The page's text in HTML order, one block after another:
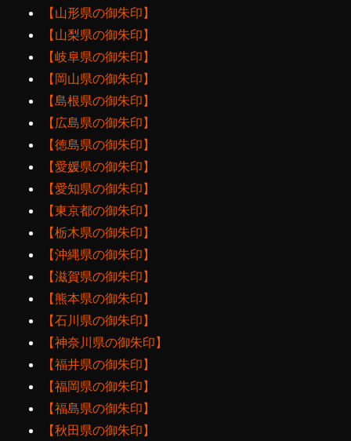
【山形県の御朱印】
【山梨県の御朱印】
【岐阜県の御朱印】
【岡山県の御朱印】
【島根県の御朱印】
【広島県の御朱印】
【徳島県の御朱印】
【愛媛県の御朱印】
【愛知県の御朱印】
【東京都の御朱印】
【栃木県の御朱印】
【沖縄県の御朱印】
【滋賀県の御朱印】
【熊本県の御朱印】
【石川県の御朱印】
【神奈川県の御朱印】
【福井県の御朱印】
【福岡県の御朱印】
【福島県の御朱印】
【秋田県の御朱印】